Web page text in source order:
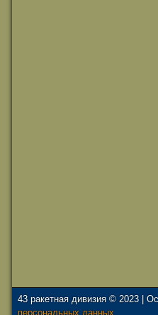
43 ракетная дивизия © 2023 |
персональных данных.